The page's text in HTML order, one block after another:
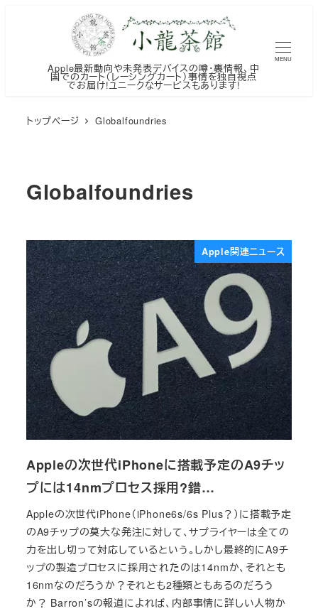
Apple最新動向や未発表デバイスの噂・裏情報、中
国でのカート（レーシングカート）事情を独自視点
でお届け!ユニークなサービスもあります!
MENU
トップページ Globalfoundries
Globalfoundries
Apple関連ニュース
Appleの次世代iPhoneに搭載予定のA9チッ
プには14nmプロセス採用?錯…
Appleの次世代iPhone（iPhone6s/6s Plus？）に搭載予定
のA9チップの莫大な発注に対して、サプライヤーは全ての
力を出し切って対応しているという。しかし最終的にA9チ
ップの製造プロセスに採用されたのは14nmか、それとも
16nmなのだろうか？それとも2種類ともあるのだろう
か？ Barron’sの報道によれば、内部事情に詳しい人物か